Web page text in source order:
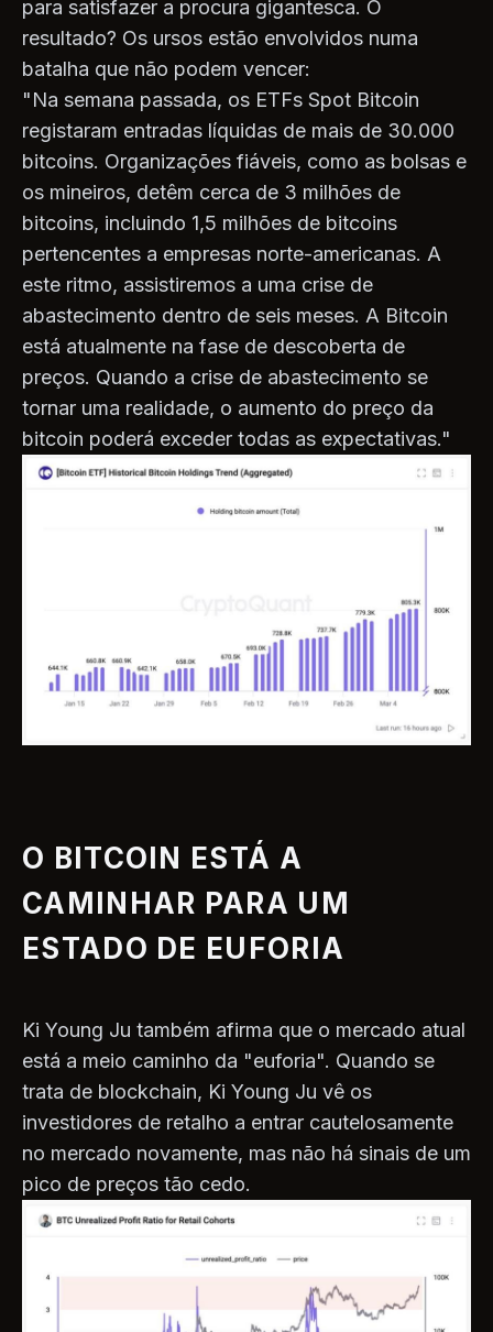
para satisfazer a procura gigantesca. O
resultado? Os ursos estão envolvidos numa
batalha que não podem vencer:
"Na semana passada, os ETFs Spot Bitcoin
registaram entradas líquidas de mais de 30.000
bitcoins. Organizações fiáveis, como as bolsas e
os mineiros, detêm cerca de 3 milhões de
bitcoins, incluindo 1,5 milhões de bitcoins
pertencentes a empresas norte-americanas. A
este ritmo, assistiremos a uma crise de
abastecimento dentro de seis meses. A Bitcoin
está atualmente na fase de descoberta de
preços. Quando a crise de abastecimento se
tornar uma realidade, o aumento do preço da
bitcoin poderá exceder todas as expectativas."
O BITCOIN ESTÁ A
CAMINHAR PARA UM
ESTADO DE EUFORIA
Ki Young Ju também afirma que o mercado atual
está a meio caminho da "euforia". Quando se
trata de blockchain, Ki Young Ju vê os
investidores de retalho a entrar cautelosamente
no mercado novamente, mas não há sinais de um
pico de preços tão cedo.